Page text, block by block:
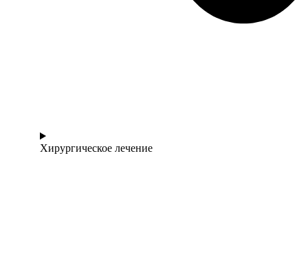
Хирургическое лечение